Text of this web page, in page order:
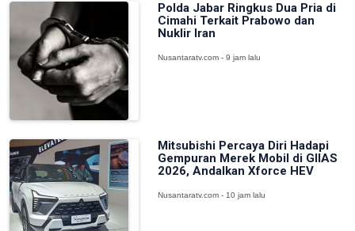
Polda Jabar Ringkus Dua Pria di
Cimahi Terkait Prabowo dan
Nuklir Iran
Nusantaratv.com - 9 jam lalu
Mitsubishi Percaya Diri Hadapi
Gempuran Merek Mobil di GIIAS
2026, Andalkan Xforce HEV
Nusantaratv.com - 10 jam lalu